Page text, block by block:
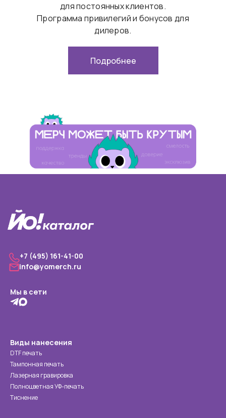
для постоянных клиентов.
Программа привилегий и бонусов для
дилеров.
Подробнее
+7 (495) 161-41-00
info@yomerch.ru
Мы в сети
Виды нанесения
DTF печать
Тампонная печать
Лазерная гравировка
Полноцветная УФ-печать
Тиснение